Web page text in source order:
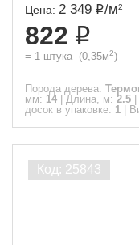
Цена: 2 349 /м2
822
= 1 штука (0,35м2)
Порода дерева:
мм: 14 Длина, м: 2.5
досок в упаковке: 1